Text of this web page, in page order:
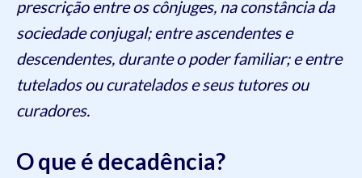
prescrição entre os cônjuges, na constância da
sociedade conjugal; entre ascendentes e
descendentes, durante o poder familiar; e entre
tutelados ou curatelados e seus tutores ou
curadores.
O que é decadência?